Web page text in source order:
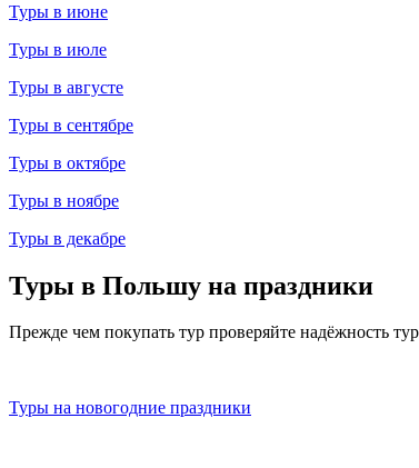
Туры в июне
Туры в июле
Туры в августе
Туры в сентябре
Туры в октябре
Туры в ноябре
Туры в декабре
Туры в Польшу на праздники
Прежде чем покупать тур проверяйте надёжность
Туры на новогодние праздники